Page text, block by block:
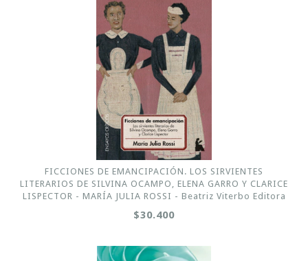
FICCIONES DE EMANCIPACIÓN. LOS SIRVIENTES
LITERARIOS DE SILVINA OCAMPO, ELENA GARRO Y CLARICE
LISPECTOR - MARÍA JULIA ROSSI - Beatriz Viterbo Editora
$30.400